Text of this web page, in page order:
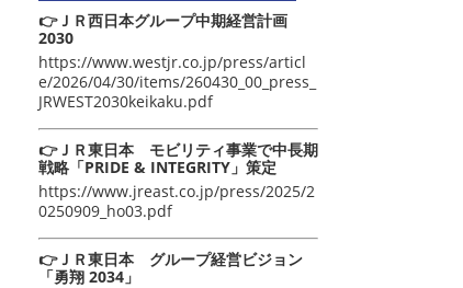
👉ＪＲ西日本グループ中期経営計画
2030
https://www.westjr.co.jp/press/articl
e/2026/04/30/items/260430_00_press_
JRWEST2030keikaku.pdf
👉ＪＲ東日本 モビリティ事業で中長期
戦略「PRIDE & INTEGRITY」策定
https://www.jreast.co.jp/press/2025/2
0250909_ho03.pdf
👉ＪＲ東日本 グループ経営ビジョン
「勇翔 2034」